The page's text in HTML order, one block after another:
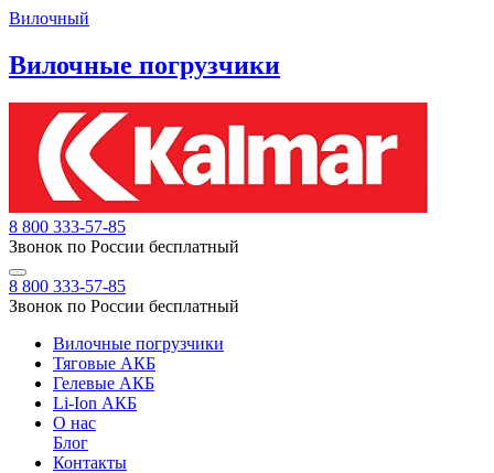
Вилочный
Вилочные погрузчики
8 800 333-57-85
Звонок по России бесплатный
8 800 333-57-85
Звонок по России бесплатный
Вилочные погрузчики
Тяговые АКБ
Гелевые АКБ
Li-Ion АКБ
О нас
Блог
Контакты